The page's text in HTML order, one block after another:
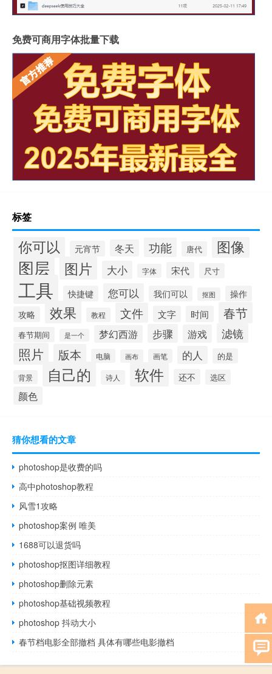
免费可商用字体批量下载
标签
你可以 元宵节 冬天 功能 唐代 图像
图层 图片 大小 字体 宋代 尺寸
工具 快捷键 您可以 我们可以 抠图
操作
攻略
效果 教程 文件 文字 时间 春节
春节期间 是一个 梦幻西游 步骤 游戏 滤镜
照片 版本 电脑 画布 画笔 的人 的是
背景 自己的 诗人 软件 还不 选区
颜色
猜你想看的文章
photoshop是收费的吗
高中photoshop教程
风雪1攻略
photoshop案例 唯美
1688可以退货吗
photoshop抠图详细教程
photoshop删除元素
photoshop基础视频教程
photoshop 抖动大小
春节档电影全部撤档 具体有哪些电影撤档